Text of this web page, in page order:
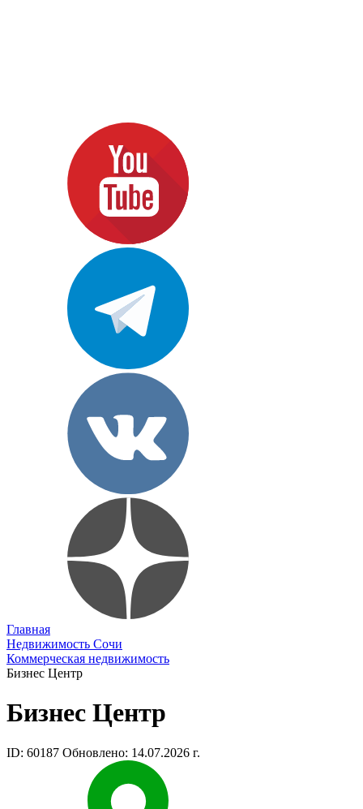
Главная
Недвижимость Сочи
Коммерческая недвижимость
Бизнес Центр
Бизнес Центр
ID: 60187 Обновлено: 14.07.2026 г.